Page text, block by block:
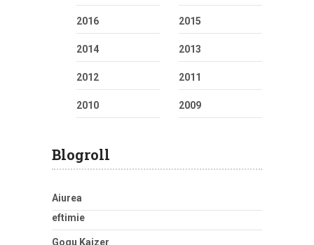
2016 2015
2014 2013
2012 2011
2010 2009
Blogroll
Aiurea
eftimie
Gogu Kaizer